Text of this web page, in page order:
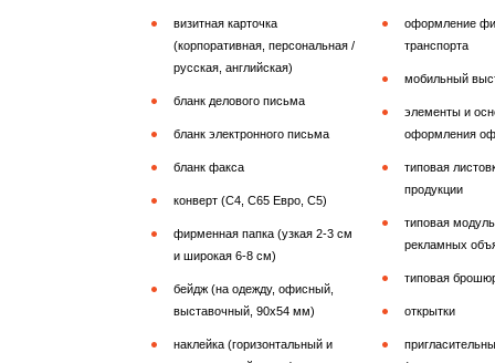
визитная карточка
(корпоративная, персональная /
русская, английская)
бланк делового письма
бланк электронного письма
бланк факса
конверт (С4, С65 Евро, С5)
фирменная папка (узкая 2-3 см
и широкая 6-8 см)
бейдж (на одежду, офисный,
выставочный, 90x54 мм)
наклейка (горизонтальный и
оформление
транспорта
мобильный
элементы и
оформления
типовая
продукции
типовая
рекламных
типовая
открытки